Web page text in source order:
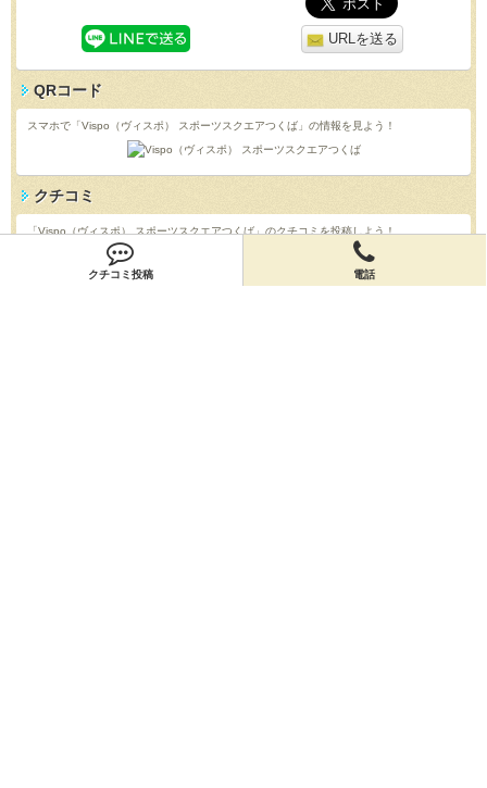
クチコミ投稿 電話
URLを送る
QRコード
スマホで「Vispo（ヴィスポ） スポーツスクエアつくば」の情報を見よう！
クチコミ
「Vispo（ヴィスポ） スポーツスクエアつくば」のクチコミを投稿しよう！